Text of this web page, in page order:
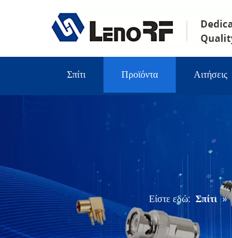
Σπίτι Προϊόντα Αιτήσεις
Είστε εδώ: Σπίτι »